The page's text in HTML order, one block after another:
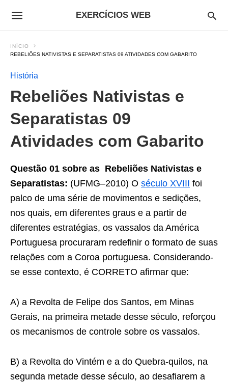
EXERCÍCIOS WEB
INÍCIO
REBELIÕES NATIVISTAS E SEPARATISTAS 09 ATIVIDADES COM GABARITO
História
Rebeliões Nativistas e
Separatistas 09
Atividades com Gabarito
Questão 01 sobre as Rebeliões Nativistas e
Separatistas: (UFMG–2010) O século XVIII foi
palco de uma série de movimentos e sedições,
nos quais, em diferentes graus e a partir de
diferentes estratégias, os vassalos da América
Portuguesa procuraram redefinir o formato de suas
relações com a Coroa portuguesa. Considerando-
se esse contexto, é CORRETO afirmar que:
A) a Revolta de Felipe dos Santos, em Minas
Gerais, na primeira metade desse século, reforçou
os mecanismos de controle sobre os vassalos.
B) a Revolta do Vintém e a do Quebra-quilos, na
segunda metade desse século, ao desafiarem a